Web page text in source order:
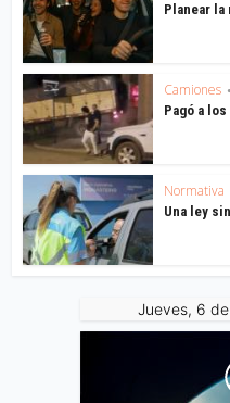
Planear la
Camiones •
Pagó a
Normativa
Una ley
Jueves, 6